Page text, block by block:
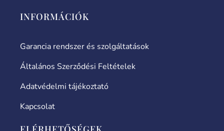
INFORMÁCIÓK
Garancia rendszer és szolgáltatások
Általános Szerződési Feltételek
Adatvédelmi tájékoztató
Kapcsolat